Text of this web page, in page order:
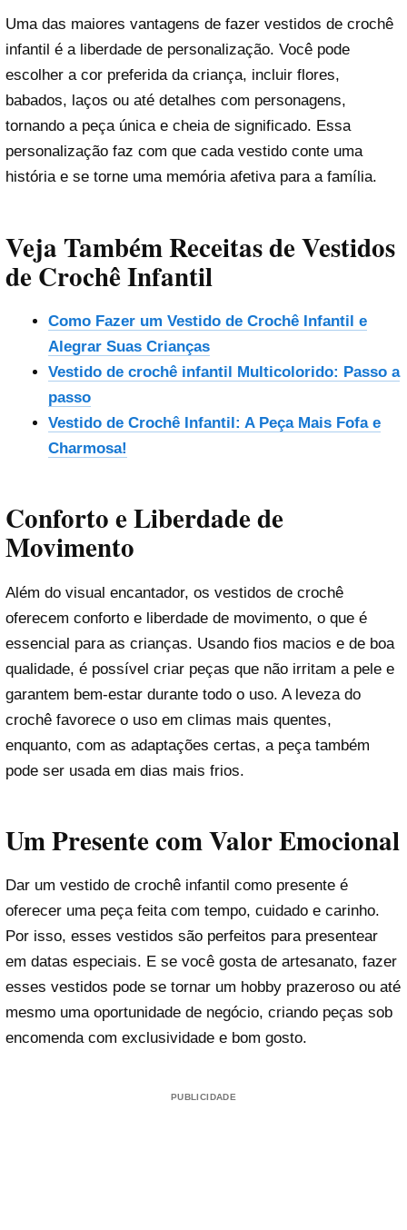
Uma das maiores vantagens de fazer vestidos de crochê
infantil é a liberdade de personalização. Você pode
escolher a cor preferida da criança, incluir flores,
babados, laços ou até detalhes com personagens,
tornando a peça única e cheia de significado. Essa
personalização faz com que cada vestido conte uma
história e se torne uma memória afetiva para a família.
Veja Também Receitas de Vestidos
de Crochê Infantil
Como Fazer um Vestido de Crochê Infantil e
Alegrar Suas Crianças
Vestido de crochê infantil Multicolorido: Passo a
passo
Vestido de Crochê Infantil: A Peça Mais Fofa e
Charmosa!
Conforto e Liberdade de
Movimento
Além do visual encantador, os vestidos de crochê
oferecem conforto e liberdade de movimento, o que é
essencial para as crianças. Usando fios macios e de boa
qualidade, é possível criar peças que não irritam a pele e
garantem bem-estar durante todo o uso. A leveza do
crochê favorece o uso em climas mais quentes,
enquanto, com as adaptações certas, a peça também
pode ser usada em dias mais frios.
Um Presente com Valor Emocional
Dar um vestido de crochê infantil como presente é
oferecer uma peça feita com tempo, cuidado e carinho.
Por isso, esses vestidos são perfeitos para presentear
em datas especiais. E se você gosta de artesanato, fazer
esses vestidos pode se tornar um hobby prazeroso ou até
mesmo uma oportunidade de negócio, criando peças sob
encomenda com exclusividade e bom gosto.
PUBLICIDADE